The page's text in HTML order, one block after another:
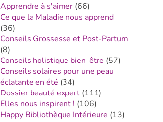
Apprendre à s'aimer (66)
Ce que la Maladie nous apprend
(36)
Conseils Grossesse et Post-Partum
(8)
Conseils holistique bien-être (57)
Conseils solaires pour une peau
éclatante en été (34)
Dossier beauté expert (111)
Elles nous inspirent ! (106)
Happy Bibliothèque Intérieure (13)